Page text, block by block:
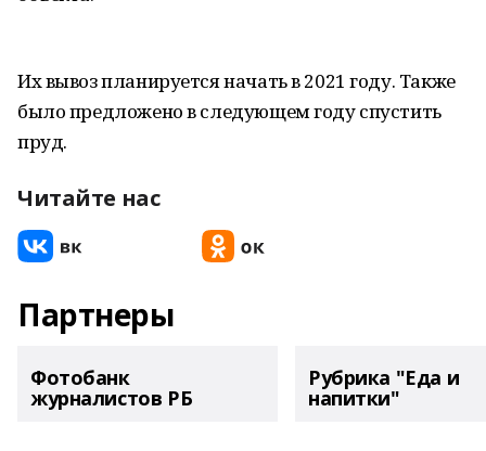
Их вывоз планируется начать в 2021 году. Также
было предложено в следующем году спустить
пруд.
Читайте нас
Партнеры
Фотобанк
журналистов РБ
Рубрика "Еда и
напитки"